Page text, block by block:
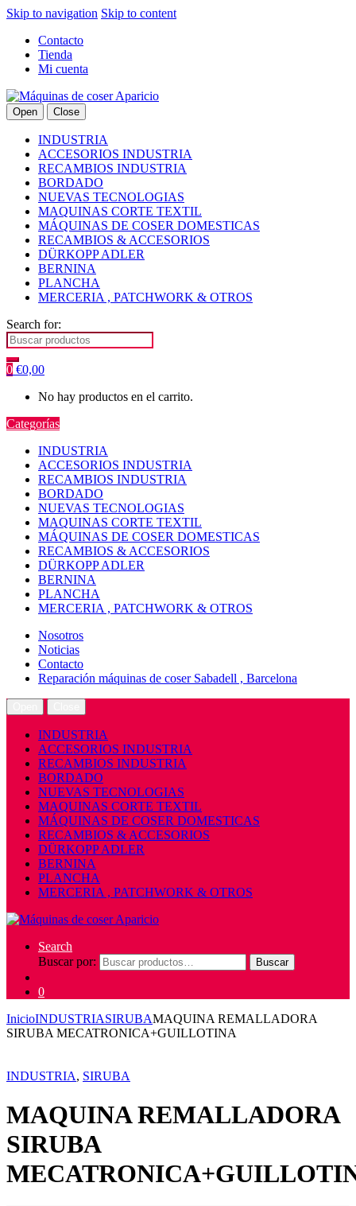
Skip to navigation Skip to content
Contacto
Tienda
Mi cuenta
Open Close
INDUSTRIA
ACCESORIOS INDUSTRIA
RECAMBIOS INDUSTRIA
BORDADO
NUEVAS TECNOLOGIAS
MAQUINAS CORTE TEXTIL
MÁQUINAS DE COSER DOMESTICAS
RECAMBIOS & ACCESORIOS
DÜRKOPP ADLER
BERNINA
PLANCHA
MERCERIA , PATCHWORK & OTROS
Search for:
0 €0,00
No hay productos en el carrito.
Categorías
INDUSTRIA
ACCESORIOS INDUSTRIA
RECAMBIOS INDUSTRIA
BORDADO
NUEVAS TECNOLOGIAS
MAQUINAS CORTE TEXTIL
MÁQUINAS DE COSER DOMESTICAS
RECAMBIOS & ACCESORIOS
DÜRKOPP ADLER
BERNINA
PLANCHA
MERCERIA , PATCHWORK & OTROS
Nosotros
Noticias
Contacto
Reparación máquinas de coser Sabadell , Barcelona
INDUSTRIA
ACCESORIOS INDUSTRIA
RECAMBIOS INDUSTRIA
BORDADO
NUEVAS TECNOLOGIAS
MAQUINAS CORTE TEXTIL
MÁQUINAS DE COSER DOMESTICAS
RECAMBIOS & ACCESORIOS
DÜRKOPP ADLER
BERNINA
PLANCHA
MERCERIA , PATCHWORK & OTROS
Search
Buscar por:
Buscar
0
InicioINDUSTRIASIRUBAMAQUINA REMALLADORA
SIRUBA MECATRONICA+GUILLOTINA
INDUSTRIA, SIRUBA
MAQUINA REMALLADORA
SIRUBA